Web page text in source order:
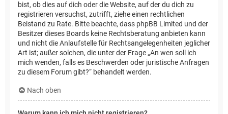
bist, ob dies auf dich oder die Website, auf der du dich zu
registrieren versuchst, zutrifft, ziehe einen rechtlichen
Beistand zu Rate. Bitte beachte, dass phpBB Limited und der
Besitzer dieses Boards keine Rechtsberatung anbieten kann
und nicht die Anlaufstelle für Rechtsangelegenheiten jeglicher
Art ist; außer solchen, die unter der Frage „An wen soll ich
mich wenden, falls es Beschwerden oder juristische Anfragen
zu diesem Forum gibt?“ behandelt werden.
Nach oben